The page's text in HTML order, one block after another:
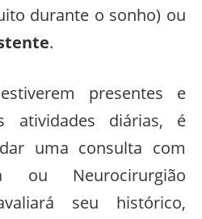
durante o sonho) ou
.
presentes e
atividades diárias, é
uma consulta com
ou Neurocirurgião
seu histórico,